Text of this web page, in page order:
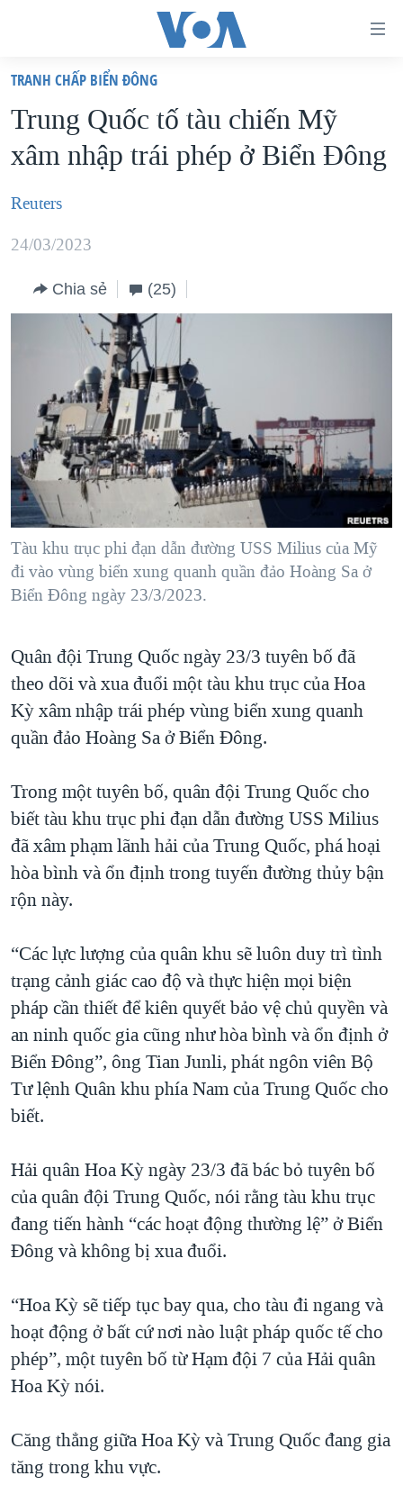
truy
cập
Tới
dung
chính
hướng
"Tìm"
VIỆT NAM
HOA KỲ
BIỂN ĐÔNG
DIỄN ĐÀN
TỰ DO BÁO CHÍ
VẠCH TRẦN TIN GIẢ
NGƯỜI VIỆT HẢI NGOẠI
ĐỜI SỐNG
KINH TẾ
KHOA HỌC
SỨC KHOẺ
VĂN HOÁ
GIÁO DỤC
CHIẾN TRANH THƯƠNG MẠI CỦA MỸ: QUÁ KHỨ VÀ HIỆN
TẠI
HÀNH TRÌNH BẦU CỬ 2024
MỘT NĂM CHIẾN TRANH TẠI DẢI GAZA
GIẢI MÃ VÀNH ĐAI & CON ĐƯỜNG
TRỊNH VĨNH BÌNH - NGƯỜI HẠ 'BÊN THẮNG CUỘC'
GROUND ZERO – XƯA VÀ NAY
CÁC GIÁ TRỊ CỘNG HÒA Ở VIỆT NAM
THƯỢNG ĐỈNH TRUMP-KIM TẠI VIỆT NAM
TRỊNH VĨNH BÌNH VS. CHÍNH PHỦ VIỆT NAM
BÊN KIA QUỐC LỘ: TIẾNG VỌNG TỪ NÔNG THÔN MỸ
QUAN HỆ VIỆT MỸ
HỌC TIẾNG ANH
VIDEO
NGHE
MẠNG XÃ HỘI
Ngôn ngữ khác
TRANH CHẤP BIỂN ĐÔNG
Trung Quốc tố tàu chiến Mỹ
xâm nhập trái phép ở Biển Đông
Reuters
24/03/2023
Chia sẻ (25)
Tàu khu trục phi đạn dẫn đường USS Milius của Mỹ
đi vào vùng biển xung quanh quần đảo Hoàng Sa ở
Biển Đông ngày 23/3/2023.
Quân đội Trung Quốc ngày 23/3 tuyên bố đã
theo dõi và xua đuổi một tàu khu trục của Hoa
Kỳ xâm nhập trái phép vùng biển xung quanh
quần đảo Hoàng Sa ở Biển Đông.
Trong một tuyên bố, quân đội Trung Quốc cho
biết tàu khu trục phi đạn dẫn đường USS Milius
đã xâm phạm lãnh hải của Trung Quốc, phá hoại
hòa bình và ổn định trong tuyến đường thủy bận
rộn này.
“Các lực lượng của quân khu sẽ luôn duy trì tình
trạng cảnh giác cao độ và thực hiện mọi biện
pháp cần thiết để kiên quyết bảo vệ chủ quyền và
an ninh quốc gia cũng như hòa bình và ổn định ở
Biển Đông”, ông Tian Junli, phát ngôn viên Bộ
Tư lệnh Quân khu phía Nam của Trung Quốc cho
biết.
Hải quân Hoa Kỳ ngày 23/3 đã bác bỏ tuyên bố
của quân đội Trung Quốc, nói rằng tàu khu trục
đang tiến hành “các hoạt động thường lệ” ở Biển
Đông và không bị xua đuổi.
“Hoa Kỳ sẽ tiếp tục bay qua, cho tàu đi ngang và
hoạt động ở bất cứ nơi nào luật pháp quốc tế cho
phép”, một tuyên bố từ Hạm đội 7 của Hải quân
Hoa Kỳ nói.
Căng thẳng giữa Hoa Kỳ và Trung Quốc đang gia
tăng trong khu vực.